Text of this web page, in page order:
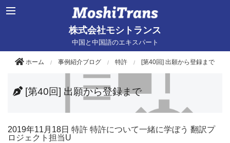
株式会社モシトランス
中国と中国語のエキスパート
ホーム 事例紹介ブログ 特許 [第40回] 出願から登録まで
[第40回] 出願から登録まで
2019年11月18日 特許 特許について一緒に学ぼう 翻訳プ
ロジェクト担当U